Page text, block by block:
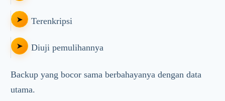
Terenkripsi
Diuji pemulihannya
Backup yang bocor sama berbahayanya dengan data
utama.